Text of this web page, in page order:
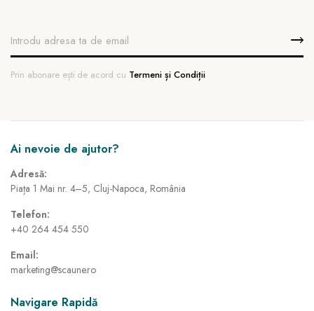
Prin abonare ești de acord cu Termeni și Condiții
Ai nevoie de ajutor?
Adresă:
Piața 1 Mai nr. 4–5, Cluj-Napoca, România
Telefon:
+40 264 454 550
Email:
marketing@scaune.ro
Navigare Rapidă